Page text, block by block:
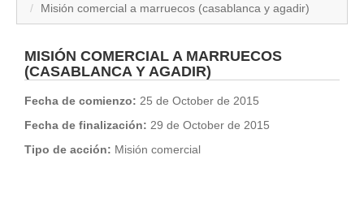
▼
Misión comercial a marruecos (casablanca y agadir)
MISIÓN COMERCIAL A MARRUECOS
(CASABLANCA Y AGADIR)
Fecha de comienzo: 25 de October de 2015
Fecha de finalización: 29 de October de 2015
Tipo de acción: Misión comercial